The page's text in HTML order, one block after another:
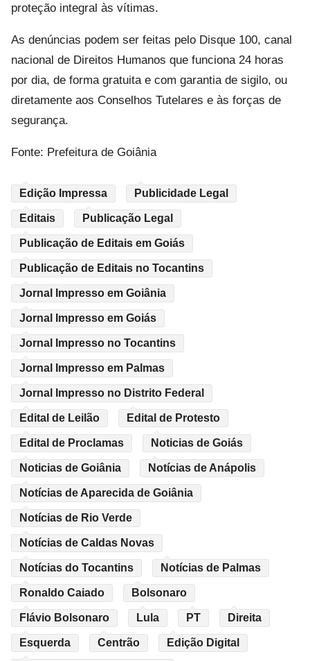
proteção integral às vítimas.
As denúncias podem ser feitas pelo Disque 100, canal
nacional de Direitos Humanos que funciona 24 horas
por dia, de forma gratuita e com garantia de sigilo, ou
diretamente aos Conselhos Tutelares e às forças de
segurança.
Fonte: Prefeitura de Goiânia
Edição Impressa Publicidade Legal
Editais Publicação Legal
Publicação de Editais em Goiás
Publicação de Editais no Tocantins
Jornal Impresso em Goiânia
Jornal Impresso em Goiás
Jornal Impresso no Tocantins
Jornal Impresso em Palmas
Jornal Impresso no Distrito Federal
Edital de Leilão Edital de Protesto
Edital de Proclamas Noticias de Goiás
Noticias de Goiânia Notícias de Anápolis
Notícias de Aparecida de Goiânia
Notícias de Rio Verde
Notícias de Caldas Novas
Notícias do Tocantins Notícias de Palmas
Ronaldo Caiado Bolsonaro
Flávio Bolsonaro Lula PT Direita
Esquerda Centrão Edição Digital